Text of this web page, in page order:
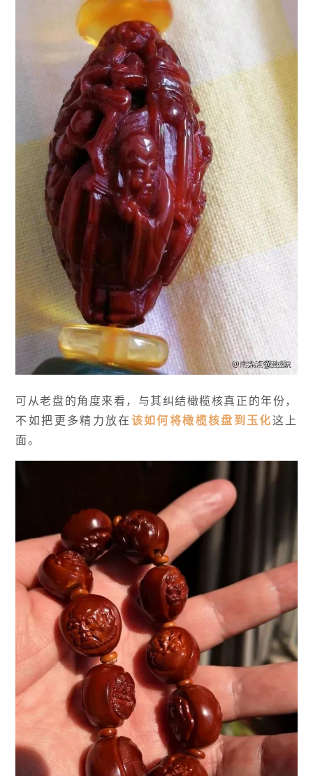
可从老盘的角度来看，与其纠结橄榄核真正的年份，
不如把更多精力放在 该如何将橄榄核盘到玉化这上
面。